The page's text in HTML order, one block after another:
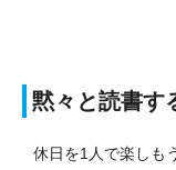
黙々と読書す
休日を1人で楽しも